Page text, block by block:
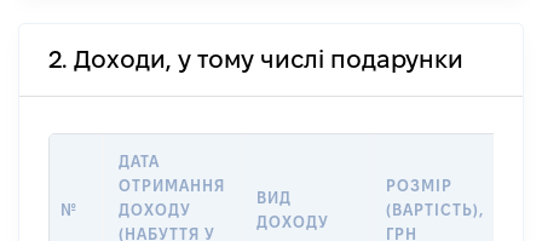
2. Доходи, у тому числі подарунки
№
ДАТА
ОТРИМАННЯ
ДОХОДУ
(НАБУТТЯ У
ВИД
ДОХОДУ
РОЗМІР
(ВАРТІСТЬ),
ГРН